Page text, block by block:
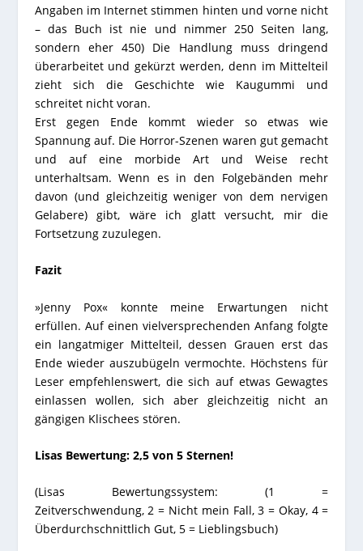
Angaben im Internet stimmen hinten und vorne nicht
– das Buch ist nie und nimmer 250 Seiten lang,
sondern eher 450) Die Handlung muss dringend
überarbeitet und gekürzt werden, denn im Mittelteil
zieht sich die Geschichte wie Kaugummi und
schreitet nicht voran.
Erst gegen Ende kommt wieder so etwas wie
Spannung auf. Die Horror-Szenen waren gut gemacht
und auf eine morbide Art und Weise recht
unterhaltsam. Wenn es in den Folgebänden mehr
davon (und gleichzeitig weniger von dem nervigen
Gelabere) gibt, wäre ich glatt versucht, mir die
Fortsetzung zuzulegen.
Fazit
»Jenny Pox« konnte meine Erwartungen nicht
erfüllen. Auf einen vielversprechenden Anfang folgte
ein langatmiger Mittelteil, dessen Grauen erst das
Ende wieder auszubügeln vermochte. Höchstens für
Leser empfehlenswert, die sich auf etwas Gewagtes
einlassen wollen, sich aber gleichzeitig nicht an
gängigen Klischees stören.
Lisas Bewertung: 2,5 von 5 Sternen!
(Lisas Bewertungssystem: (1
=
Zeitverschwendung,2 = Nicht mein Fall,3 = Okay, 4=
Überdurchschnittlich Gut, 5= Lieblingsbuch)